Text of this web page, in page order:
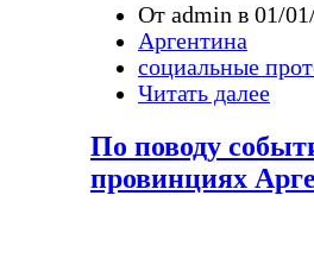
От admin в 01/
Аргентина
социальные
Читать далее
По поводу
провинциях